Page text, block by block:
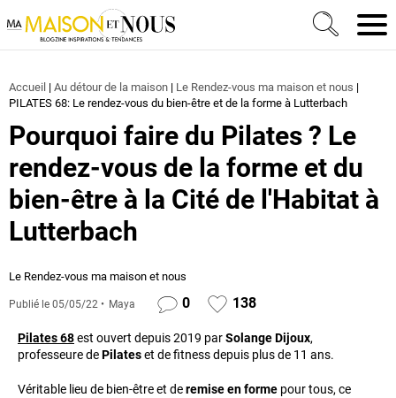
Ma Maison et Nous Construction, rénovation &
Accueil | Au détour de la maison | Le Rendez-vous ma maison et nous |
PILATES 68: Le rendez-vous du bien-être et de la forme à Lutterbach
Pourquoi faire du Pilates ? Le
rendez-vous de la forme et du
bien-être à la Cité de l'Habitat à
Lutterbach
Le Rendez-vous ma maison et nous
Publié le 05/05/22 Maya 0 138
Pilates 68est ouvert depuis 2019 parSolange Dijoux,
professeure dePilateset de fitness depuis plus de 11 ans.
Véritable lieu de bien-être et deremise en forme pour tous, ce